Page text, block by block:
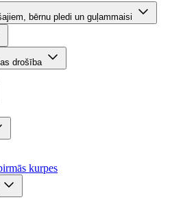
bērnu pledi un guļammaisi
drošība
kurpes